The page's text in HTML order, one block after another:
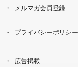
メルマガ会員登録
プライバシーポリシー
広告掲載